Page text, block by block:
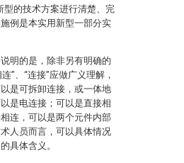
型的技术方案进行清楚、完
例是本实用新型一部分实
明的是，除非另有明确的
”、“连接”应做广义理解，
是可拆卸连接，或一体地
是电连接；可以是直接相
连，可以是两个元件内部
人员而言，可以具体情况
具体含义。